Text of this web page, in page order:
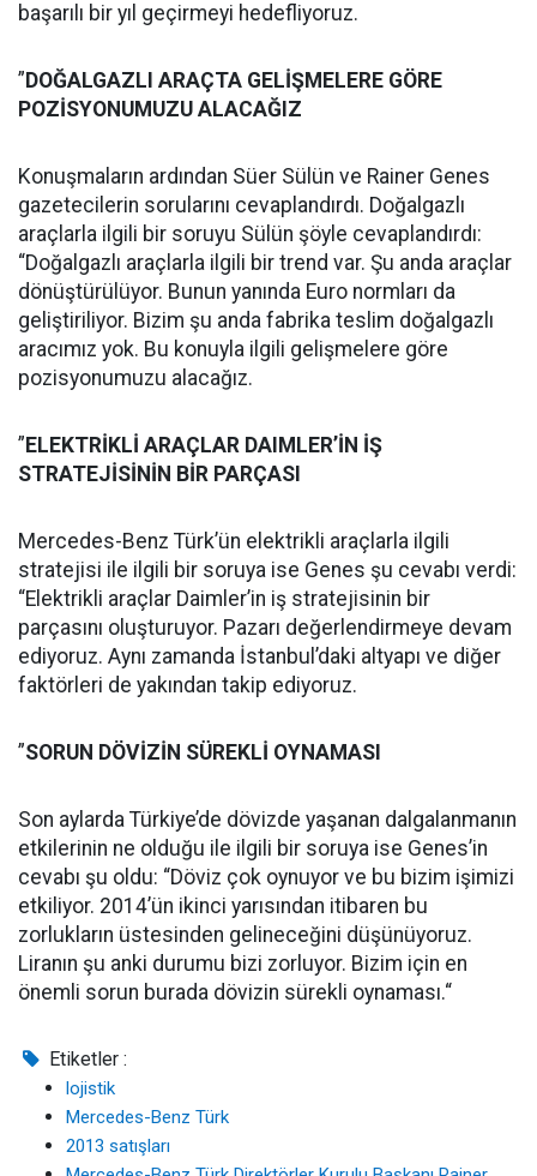
başarılı bir yıl geçirmeyi hedefliyoruz.
” DOĞALGAZLI ARAÇTA GELİŞMELERE GÖRE
POZİSYONUMUZU ALACAĞIZ
Konuşmaların ardından Süer Sülün ve Rainer Genes
gazetecilerin sorularını cevaplandırdı. Doğalgazlı
araçlarla ilgili bir soruyu Sülün şöyle cevaplandırdı:
“Doğalgazlı araçlarla ilgili bir trend var. Şu anda araçlar
dönüştürülüyor. Bunun yanında Euro normları da
geliştiriliyor. Bizim şu anda fabrika teslim doğalgazlı
aracımız yok. Bu konuyla ilgili gelişmelere göre
pozisyonumuzu alacağız.
” ELEKTRİKLİ ARAÇLAR DAIMLER’İN İŞ
STRATEJİSİNİN BİR PARÇASI
Mercedes-Benz Türk’ün elektrikli araçlarla ilgili
stratejisi ile ilgili bir soruya ise Genes şu cevabı verdi:
“Elektrikli araçlar Daimler’in iş stratejisinin bir
parçasını oluşturuyor. Pazarı değerlendirmeye devam
ediyoruz. Aynı zamanda İstanbul’daki altyapı ve diğer
faktörleri de yakından takip ediyoruz.
”SORUN DÖVİZİN SÜREKLİ OYNAMASI
Son aylarda Türkiye’de dövizde yaşanan dalgalanmanın
etkilerinin ne olduğu ile ilgili bir soruya ise Genes’in
cevabı şu oldu: “Döviz çok oynuyor ve bu bizim işimizi
etkiliyor. 2014’ün ikinci yarısından itibaren bu
zorlukların üstesinden gelineceğini düşünüyoruz.
Liranın şu anki durumu bizi zorluyor. Bizim için en
önemli sorun burada dövizin sürekli oynaması.“
Etiketler :
lojistik
Mercedes-Benz Türk
2013 satışları